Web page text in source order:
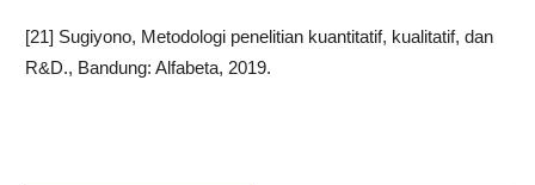
[21] Sugiyono, Metodologi penelitian kuantitatif, kualitatif, dan
R&D., Bandung: Alfabeta, 2019.